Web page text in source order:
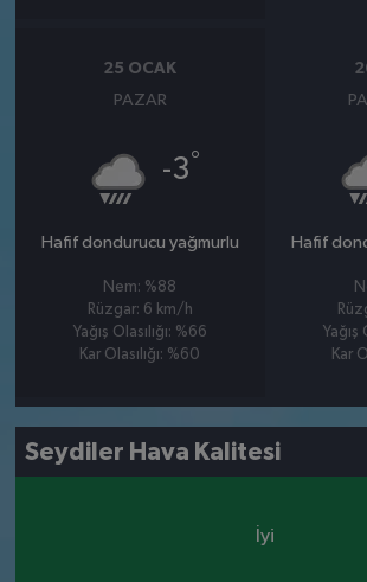
25 OCAK
PAZAR
-3°
Hafif dondurucu yağmurlu
Nem: %88
Rüzgar: 6 km/h
Yağış Olasılığı: %66
Kar Olasılığı: %60
Hafif
Yağış
Kar
Seydiler Hava Kalitesi
İyi